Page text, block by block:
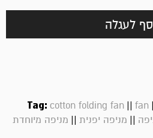
לעגלה
Tag: cotton folding fan || fan
|| מניפה יפנית || מניפה מיוחדת